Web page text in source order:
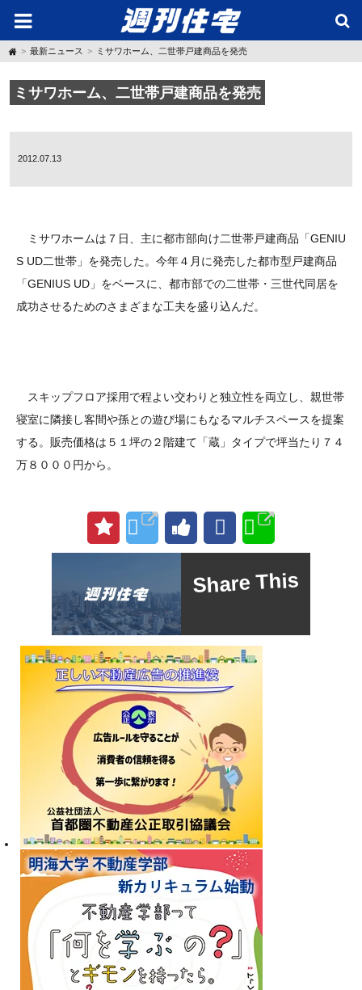
H
o
e
最新ニュース ミサワホーム、二世帯戸建商品を発売
ミサワホーム、二世帯戸建商品を発売
2012.07.13
ミサワホームは７日、主に都市部向け二世帯戸建商品「GENIU
S UD二世帯」を発売した。今年４月に発売した都市型戸建商品
「GENIUS UD」をベースに、都市部での二世帯・三世代同居を
成功させるためのさまざまな工夫を盛り込んだ。
スキップフロア採用で程よい交わりと独立性を両立し、親世帯
寝室に隣接し客間や孫との遊び場にもなるマルチスペースを提案
する。販売価格は５１坪の２階建て「蔵」タイプで坪当たり７４
万８０００円から。
Share This